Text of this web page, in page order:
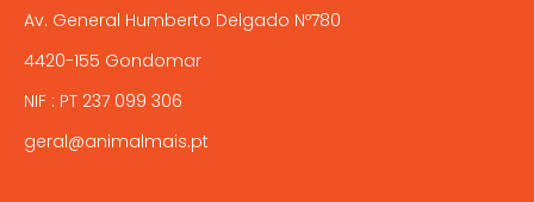
Av. General Humberto Delgado Nº780
4420-155 Gondomar
NIF : PT 237 099 306
geral@animalmais.pt